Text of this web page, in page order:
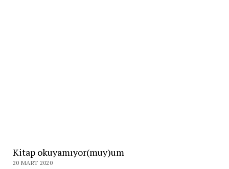
Kitap okuyamıyor(muy)um
20 MART 2020